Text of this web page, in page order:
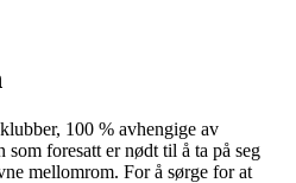
100 % avhengige av
foresatt er nødt til å ta på seg
mellomrom. For å sørge for at